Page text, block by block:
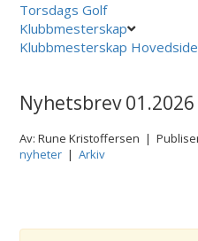
Torsdags Golf
Klubbmesterskap
Klubbmesterskap Hovedside
Nyhetsbrev 01.2026
Av: Rune Kristoffersen |
nyheter |Arkiv